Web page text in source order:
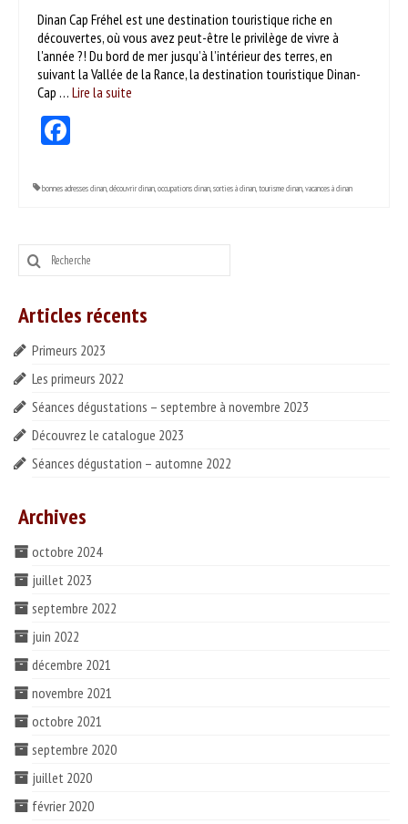
ESPACE PROS
Notre offre
Catalogue des vins HT
Dinan Cap Fréhel est une destination touristique riche en
découvertes, où vous avez peut-être le privilège de vivre à
l'année ?! Du bord de mer jusqu’à l’intérieur des terres, en
suivant la Vallée de la Rance, la destination touristique Dinan-
Cap … Lire la suite­­
bonnes adresses dinan,découvrir dinan,occupations dinan,sorties à dinan,tourisme dinan,vacances à dinan
Rechercher
:
Articles récents
Primeurs 2023
Les primeurs 2022
Séances dégustations – septembre à novembre 2023
Découvrez le catalogue 2023
Séances dégustation – automne 2022
Archives
octobre 2024
juillet 2023
septembre 2022
juin 2022
décembre 2021
novembre 2021
octobre 2021
septembre 2020
juillet 2020
février 2020